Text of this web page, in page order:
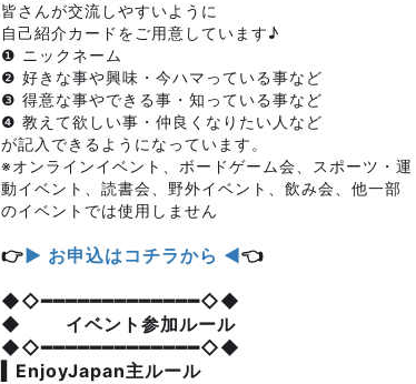
皆さんが交流しやすいように
自己紹介カードをご用意しています♪
❶ ニックネーム
❷ 好きな事や興味・今ハマっている事など
❸ 得意な事やできる事・知っている事など
❹ 教えて欲しい事・仲良くなりたい人など
が記入できるようになっています。
※オンラインイベント、ボードゲーム会、スポーツ・運
動イベント、読書会、野外イベント、飲み会、他一部
のイベントでは使用しません
👉▶ お申込はコチラから ◀👈
◆◇━━━━━━━━━━━━━◇◆
◆ イベント参加ルール
◆◇━━━━━━━━━━━━━◇◆
▍EnjoyJapan主ルール